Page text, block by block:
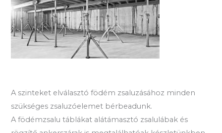
A szinteket elválasztó födém zsaluzásához minden
szükséges zsaluzóelemet bérbeadunk.
A födémzsalu táblákat alátámasztó zsalulábak és